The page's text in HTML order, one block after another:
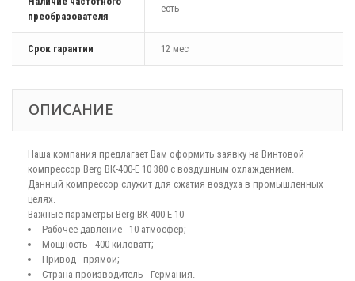
преобразователя
есть
Срок гарантии 12 мес
ОПИСАНИЕ
Наша компания предлагает Вам оформить заявку на Винтовой
компрессор Berg ВК-400-Е 10 380 с воздушным охлаждением.
Данный компрессор служит для сжатия воздуха в промышленных
целях.
Важные параметры Berg ВК-400-Е 10
Рабочее давление - 10 атмосфер;
Мощность - 400 киловатт;
Привод - прямой;
Страна-производитель - Германия.